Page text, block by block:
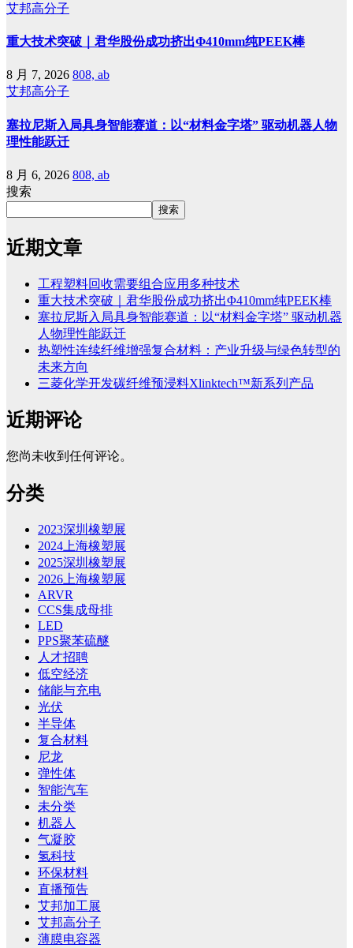
艾邦高分子
重大技术突破｜君华股份成功挤出Φ410mm纯PEEK棒
8 月 7, 2026 808, ab
艾邦高分子
塞拉尼斯入局具身智能赛道：以“材料金字塔” 驱动机器人物
理性能跃迁
8 月 6, 2026 808, ab
搜索
搜索
近期文章
工程塑料回收需要组合应用多种技术
重大技术突破｜君华股份成功挤出Φ410mm纯PEEK棒
塞拉尼斯入局具身智能赛道：以“材料金字塔” 驱动机器
人物理性能跃迁
热塑性连续纤维增强复合材料：产业升级与绿色转型的
未来方向
三菱化学开发碳纤维预浸料Xlinktech™新系列产品
近期评论
您尚未收到任何评论。
分类
2023深圳橡塑展
2024上海橡塑展
2025深圳橡塑展
2026上海橡塑展
ARVR
CCS集成母排
LED
PPS聚苯硫醚
人才招聘
低空经济
储能与充电
光伏
半导体
复合材料
尼龙
弹性体
智能汽车
未分类
机器人
气凝胶
氢科技
环保材料
直播预告
艾邦加工展
艾邦高分子
薄膜电容器